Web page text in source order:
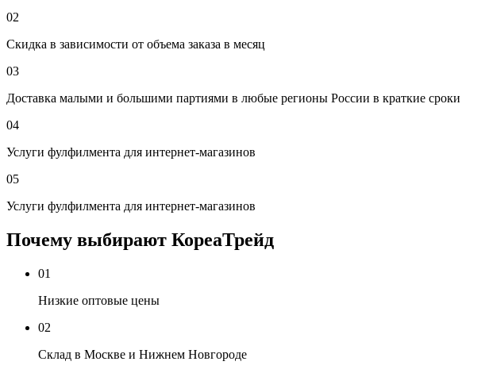
02
Скидка в зависимости от объема заказа в месяц
03
Доставка малыми и большими партиями в любые регионы России в краткие сроки
04
Услуги фулфилмента для интернет-магазинов
05
Услуги фулфилмента для интернет-магазинов
Почему выбирают КореаТрейд
01
Низкие оптовые цены
02
Склад в Москве и Нижнем Новгороде